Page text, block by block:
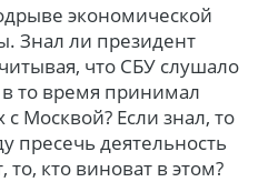
экономической
Знал ли президент
что СБУ слушало
то время принимал
с Москвой? Если знал, то
пресечь деятельность
то, кто виноват в этом?